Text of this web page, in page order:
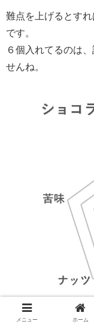
難点を上げるとす
です。
６個入れてるのは
せんね。
メニュー ホーム